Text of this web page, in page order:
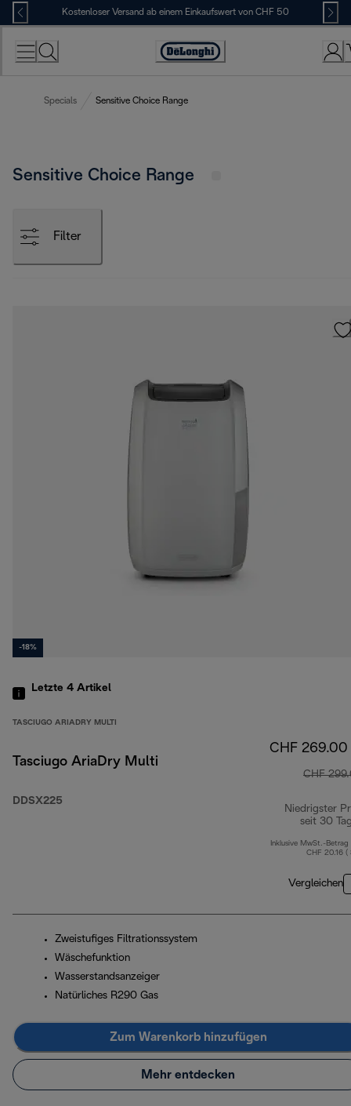
Skip
to
Content
Kostenloser Versand ab einem Einkaufswert von CHF 50
Erklärung
Zugänglichkeit
Specials Sensitive Choice Range
Sensitive Choice Range
Filter
-18%
Letzte 4 Artikel
TASCIUGO ARIADRY MULTI
Tasciugo AriaDry Multi
DDSX225
CHF 269.00
CHF
Niedrigster
seit 30
Inklusive MwSt.-Betrag
CHF 20.16 (
Vergleichen
Zweistufiges Filtrationssystem
Wäschefunktion
Wasserstandsanzeiger
Natürliches R290 Gas
Zum Warenkorb hinzufügen
Mehr entdecken